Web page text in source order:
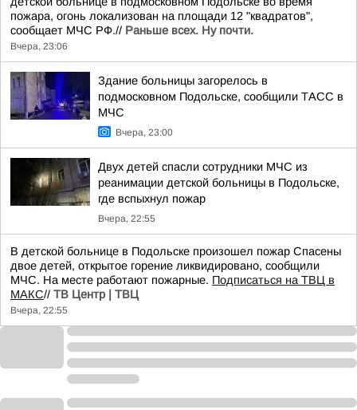
пожара, огонь локализован на площади 12 "квадратов",
сообщает МЧС РФ.// Раньше всех. Ну почти.
Вчера, 23:06
Здание больницы загорелось в
подмосковном Подольске, сообщили ТАСС в
МЧС
Вчера, 23:00
Двух детей спасли сотрудники МЧС из
реанимации детской больницы в Подольске,
где вспыхнул пожар
Вчера, 22:55
В детской больнице в Подольске произошел пожар Спасены
двое детей, открытое горение ликвидировано, сообщили
МЧС. На месте работают пожарные. Подписаться на ТВЦ в
МАКС// ТВ Центр | ТВЦ
Вчера, 22:55